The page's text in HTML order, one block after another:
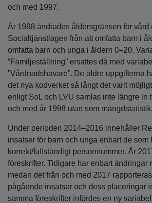
och med 1997.
År 1998 ändrades åldersgränsen för vård
Socialtjänstlagen från att omfatta barn i
omfatta barn och unga i åldern 0–20.
”Familjeställning” ersattes då med
”Vårdnadshavare”. De äldre uppgifterna
det nya kodverket så långt det varit
enligt SoL och LVU samlas inte längre in
och med år 1998 utan som mängdstatistik.
Under perioden 2014–2016 innehåller
insatser för barn och unga enbart de som
korrekt/fullständigt personnummer. År
föreskrifter. Tidigare har enbart ändringar
medan det från och med 2017
pågående insatser och dess placeringar in
samma föreskrifter infördes en ny